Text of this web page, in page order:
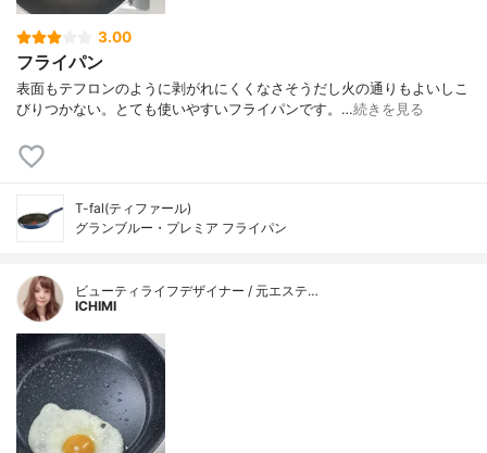
3.00
フライパン
表面もテフロンのように剥がれにくくなさそうだし火の通りもよいしこ
びりつかない。とても使いやすいフライパンです。…続きを見る
T-fal(ティファール)
グランブルー・プレミア フライパン
ビューティライフデザイナー / 元エステ…
ICHIMI